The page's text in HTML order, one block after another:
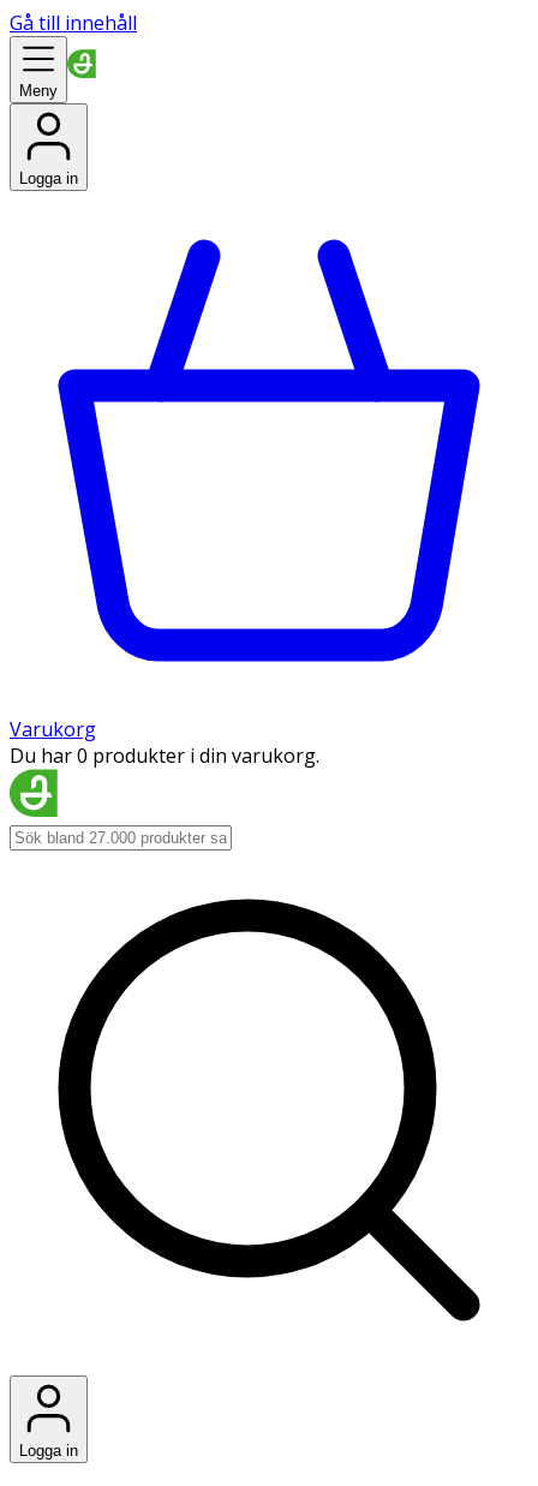
Gå till innehåll
Meny
Logga in
Varukorg
Du har 0 produkter i din varukorg.
Logga in